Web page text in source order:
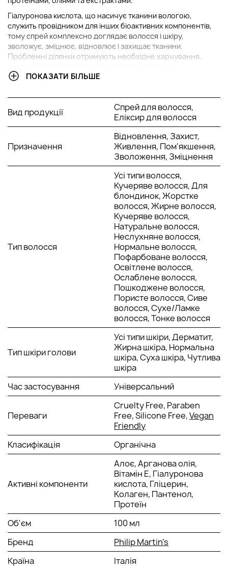
Гіалуронова кислота, що насичує тканини вологою,
служить провідником для інших біоактивних компонентів,
тому спрей комплексно доглядає волосся і шкіру,
зволожує, зміцнює, відновлює і захищає тканини.
Проблемні ділянки отримують необхідне харчування,
До його складу входять також натуральні олії та комплекс
використання, зміцнюючи волосся та живлячи шкіру
голови. Можна використовувати як антиперспірант. Має
легкий зволожуючий ефект. При розпорошенні на шкіру
обличчя фіксує макіяж. Гідролізовані білки солодкого
мигдалю та рису, льон та мед відновлюють внутрішню
структуру волосся, надають їм еластичність.
Активніскладові:
Олія бабасу – надає обсяг;
Тримаючи спрей приблизно за 10 сантиметрів від волосся,
рівномірно розпорошіть на вологі пасма. Розподіліть засіб
руками від коренів до кінчиків. Спрей можна наносити на
вологе або сухе тіло та обличчя.
ПОКАЗАТИ БІЛЬШЕ
Вид продукції
Спрей для волосся,
Еліксир для волосся
Призначення
Відновлення, Захист,
Живлення, Пом'якшення,
Зволоження, Зміцнення
Тип волосся
Усі типи волосся,
Кучеряве волосся, Для
блондинок, Жорстке
волосся, Жирне волосся,
Кучеряве волосся,
Натуральне волосся,
Неслухняне волосся,
Нормальне волосся,
Пофарбоване волосся,
Освітлене волосся,
Ослаблене волосся,
Пошкоджене волосся,
Пористе волосся, Сиве
волосся, Сухе/Ламке
волосся, Тонке волосся
Тип шкіри голови
Усі типи шкіри, Дерматит,
Жирна шкіра, Нормальна
шкіра, Суха шкіра, Чутлива
шкіра
Час застосування
Універсальний
Переваги
Cruelty Free, Paraben
Free, Silicone Free,Vegan
Friendly
Класифікація
Органічна
Активні компоненти
Алоє, Арганова олія,
Вітамін Е, Гіалуронова
кислота, Гліцерин,
Колаген, Пантенол,
Протеїн
Об'єм
100 мл
Бренд
Philip Martin’s
Країна
Італія